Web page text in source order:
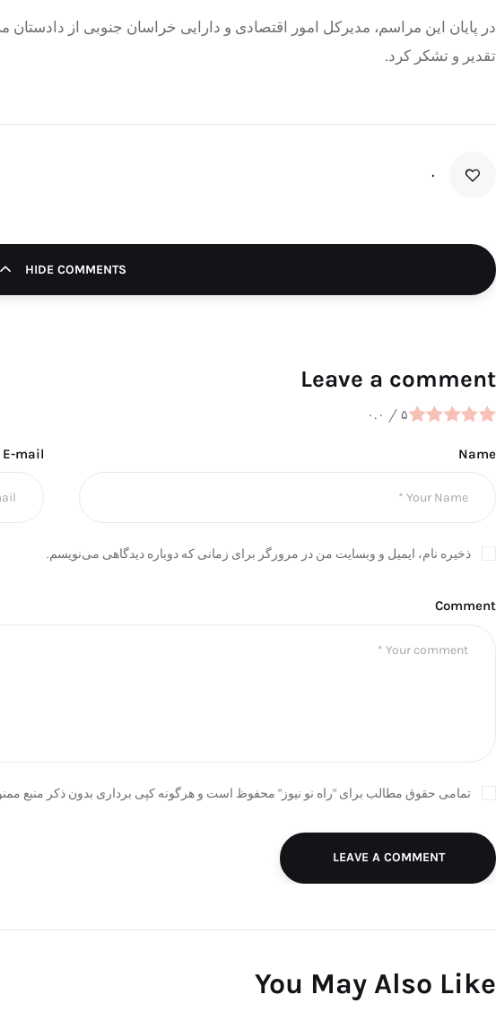
در پایان این مراسم، مدیرکل امور اقتصادی و دارایی خراسان جنوبی از
تقدیر و تشکر کرد.
۰
HIDE COMMENTS
Leave a comment
۰.۰ / ۵
Name
E-mail
ذخیره نام، ایمیل و وبسایت من در مرورگر برای زمانی که دوباره دیدگاهی می‌نویسم.
Comment
تمامی حقوق مطالب برای "راه نو نیوز" محفوظ است و هرگونه کپی برداری بدون ذکر منبع
LEAVE A COMMENT
You May Also Like